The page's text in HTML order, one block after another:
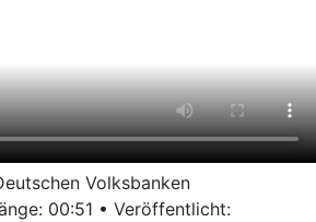
Volksbanken
00:51 • Veröffentlicht: